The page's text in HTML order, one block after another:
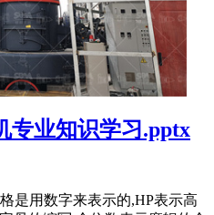
专业知识学习.pptx
是用数字来表示的,HP表示高